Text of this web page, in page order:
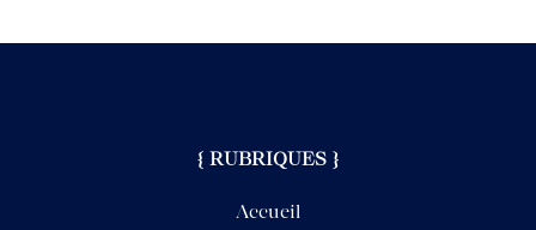
{ RUBRIQUES }
Accueil